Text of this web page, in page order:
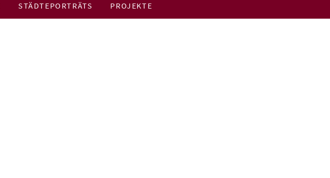
STÄDTEPORTRÄTS PROJEKTE